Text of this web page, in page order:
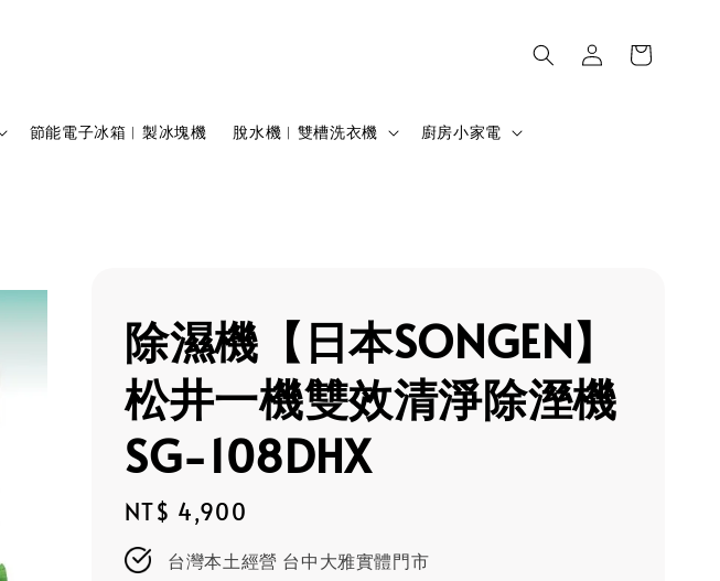
節能電子冰箱︱製冰塊機 脫水機︱雙槽洗衣機 廚房小家電
除濕機【日本SONGEN】
松井一機雙效清淨除溼機
SG-108DHX
Regular
price
NT$ 4,900
台灣本土經營 台中大雅實體門市